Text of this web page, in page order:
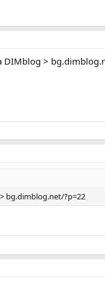
DIMblog >
bg.dimblog.net/?p=22